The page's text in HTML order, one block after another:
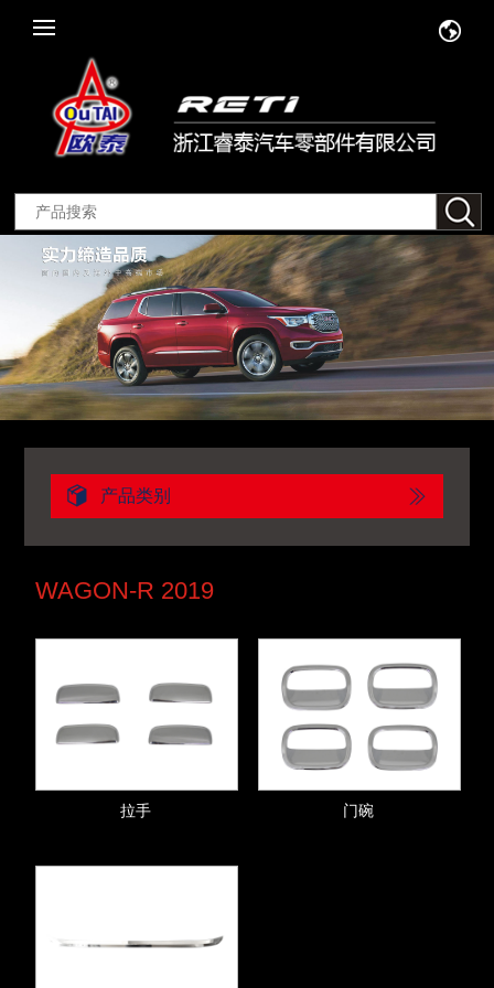
产品类别
WAGON-R 2019
拉手 门碗